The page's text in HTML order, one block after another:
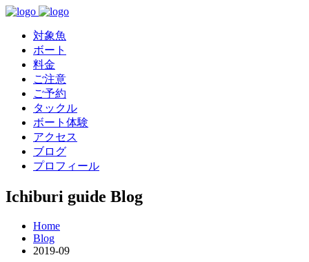
対象魚
ボート
料金
ご注意
ご予約
タックル
ボート体験
アクセス
ブログ
プロフィール
Ichiburi guide Blog
Home
Blog
2019-09